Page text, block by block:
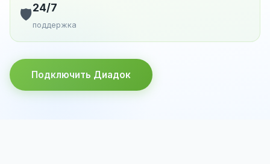
🛡️24/7
поддержка
Подключить Диадок